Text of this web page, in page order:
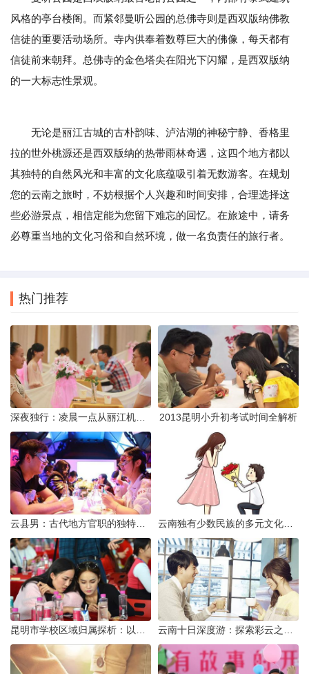
风格的亭台楼阁。而紧邻曼听公园的总佛寺则是西双版纳佛教
信徒的重要活动场所。寺内供奉着数尊巨大的佛像，每天都有
信徒前来朝拜。总佛寺的金色塔尖在阳光下闪耀，是西双版纳
的一大标志性景观。
无论是丽江古城的古朴韵味、泸沽湖的神秘宁静、香格里
拉的世外桃源还是西双版纳的热带雨林奇遇，这四个地方都以
其独特的自然风光和丰富的文化底蕴吸引着无数游客。在规划
您的云南之旅时，不妨根据个人兴趣和时间安排，合理选择这
些必游景点，相信定能为您留下难忘的回忆。在旅途中，请务
必尊重当地的文化习俗和自然环境，做一名负责任的旅行者。
热门推荐
2013昆明小升初考试时间全解析